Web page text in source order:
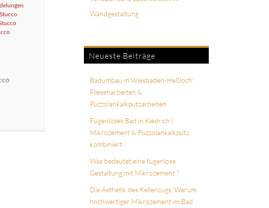
Stucco
Wandgestaltung
Neueste Beiträge
Badumbau in Wiesbaden-Heßloch:
Fliesenarbeiten &
Puzzolankalkputzarbeiten
Fugenloses Bad in Kiedrich |
Mikrozement & Puzzolankalkputz
kombiniert
Was bedeutet eine fugenlose
Gestaltung mit Mikrozement ?
Die Ästhetik des Kellenzugs: Warum
hochwertiger Mikrozement im Bad